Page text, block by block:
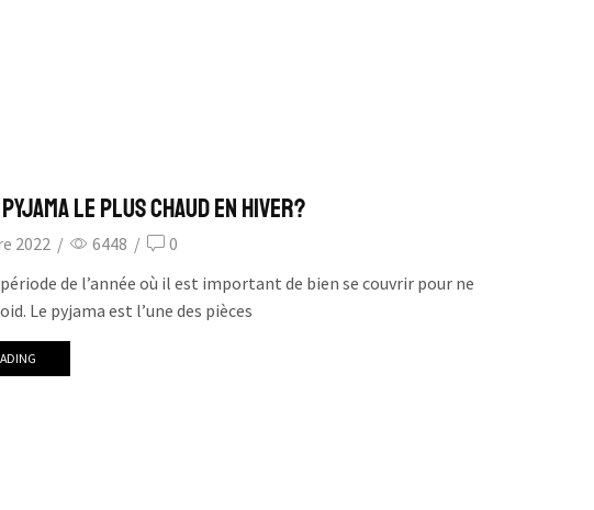
le plus Chaud en Hiver?
2022 / 6448 /
0
période de l’année où il est important de bien se couvrir pour ne
Le pyjama est l’une des pièces